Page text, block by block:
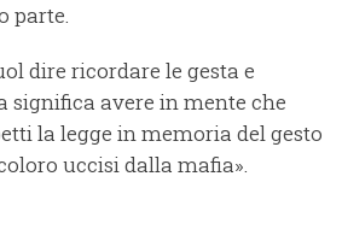
parte.
dire ricordare le gesta e
significa avere in mente che
la legge in memoria del gesto
uccisi dalla mafia».